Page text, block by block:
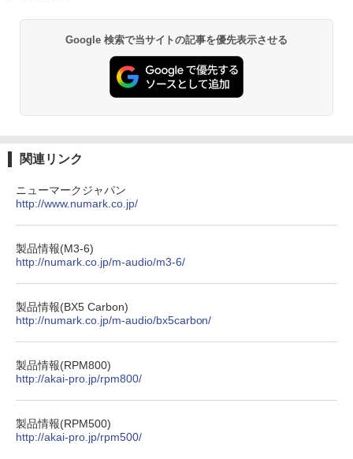
Google 検索で当サイトの記事を優先表示させる
関連リンク
ニューマークジャパン
http://www.numark.co.jp/
製品情報(M3-6)
http://numark.co.jp/m-audio/m3-6/
製品情報(BX5 Carbon)
http://numark.co.jp/m-audio/bx5carbon/
製品情報(RPM800)
http://akai-pro.jp/rpm800/
製品情報(RPM500)
http://akai-pro.jp/rpm500/